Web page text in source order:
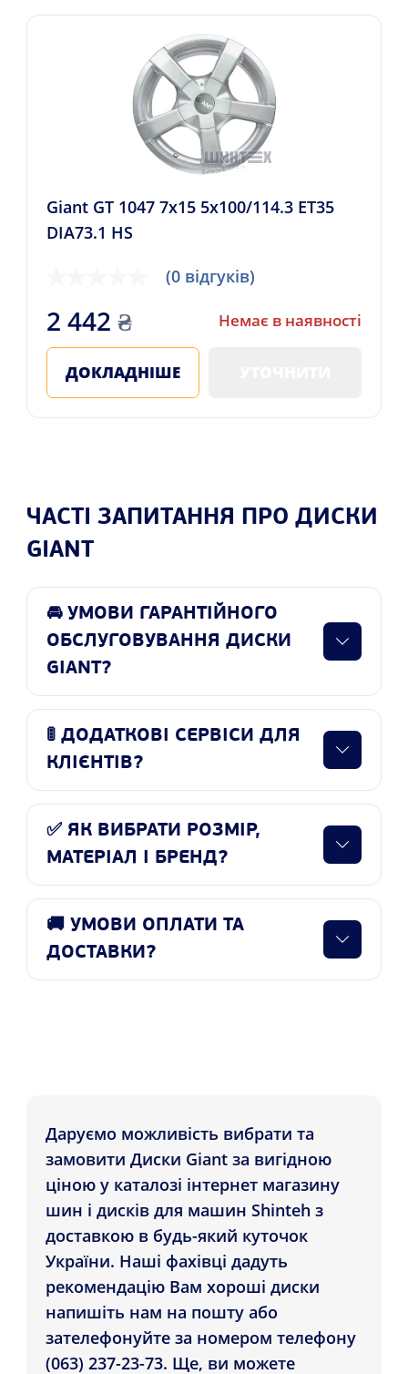
Giant GT 1047 7x15 5x100/114.3 ET35
DIA73.1 HS
(0 відгуків)
2 442 ₴ Немає в наявності
ДОКЛАДНІШЕ
ЧАСТІ ЗАПИТАННЯ ПРО ДИСКИ
GIANT
🚘 УМОВИ ГАРАНТІЙНОГО
ОБСЛУГОВУВАННЯ ДИСКИ
GIANT?
🚦 ДОДАТКОВІ СЕРВІСИ ДЛЯ
КЛІЄНТІВ?
✅ ЯК ВИБРАТИ РОЗМІР,
МАТЕРІАЛ І БРЕНД?
🚚 УМОВИ ОПЛАТИ ТА
ДОСТАВКИ?
Даруємо можливість вибрати та
замовити Диски Giant за вигідною
ціною у каталозі інтернет магазину
шин і дисків для машин Shinteh з
доставкою в будь-який куточок
України. Наші фахівці дадуть
рекомендацію Вам хороші диски
напишіть нам на пошту або
зателефонуйте за номером телефону
(063) 237-23-73. Ще, ви можете